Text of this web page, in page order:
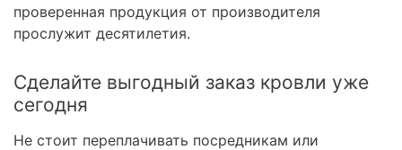
проверенная продукция от производителя
прослужит десятилетия.
Сделайте выгодный заказ кровли уже
сегодня
Не стоит переплачивать посредникам или